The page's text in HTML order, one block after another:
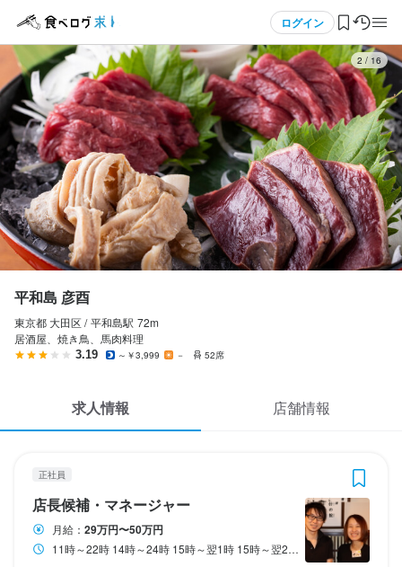
ログイン
ログイン・無料会員登録
食べログ求人TOP
求人検索
マイページ管理
気になる求人
検索履歴・保存した条件
応募履歴
ヘルプ・お問い合わせフォーム
3 / 16
平和島 彦酉
東京都 大田区 / 平和島駅 72m
居酒屋、焼き鳥、馬肉料理
3.19 ～￥3,999 － 52席
求人情報 店舗情報
正社員
店長候補・マネージャー
月給： 29万円〜50万円
11時～22時 14時～24時 15時～翌1時 15時～翌2時 （シフト制/各店舗の営業時間による）
正社員 平和島 彦酉
店長候補・マネージャー
店長候補・マネージャー
応募画面へ進む